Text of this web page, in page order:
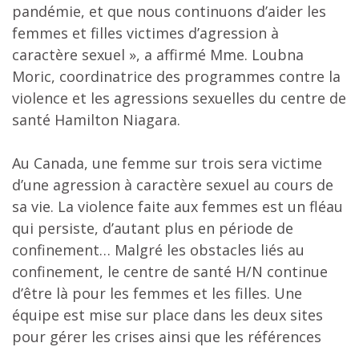
pandémie, et que nous continuons d’aider les
femmes et filles victimes d’agression à
caractère sexuel », a affirmé Mme. Loubna
Moric, coordinatrice des programmes contre la
violence et les agressions sexuelles du centre de
santé Hamilton Niagara.
Au Canada, une femme sur trois sera victime
d’une agression à caractère sexuel au cours de
sa vie. La violence faite aux femmes est un fléau
qui persiste, d’autant plus en période de
confinement… Malgré les obstacles liés au
confinement, le centre de santé H/N continue
d’être là pour les femmes et les filles. Une
équipe est mise sur place dans les deux sites
pour gérer les crises ainsi que les références